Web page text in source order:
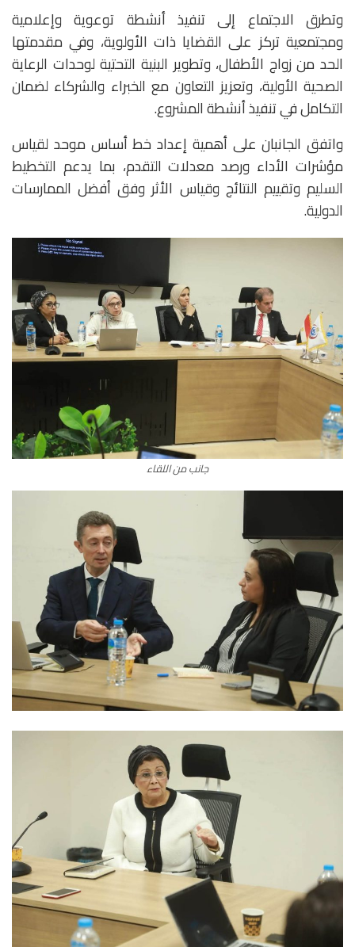
وتطرق الاجتماع إلى تنفيذ أنشطة توعوية وإعلامية
ومجتمعية تركز على القضايا ذات الأولوية، وفي مقدمتها
الحد من زواج الأطفال، وتطوير البنية التحتية لوحدات الرعاية
الصحية الأولية، وتعزيز التعاون مع الخبراء والشركاء لضمان
التكامل في تنفيذ أنشطة المشروع.
واتفق الجانبان على أهمية إعداد خط أساس موحد لقياس
مؤشرات الأداء ورصد معدلات التقدم، بما يدعم التخطيط
السليم وتقييم النتائج وقياس الأثر وفق أفضل الممارسات
الدولية.
جانب من اللقاء